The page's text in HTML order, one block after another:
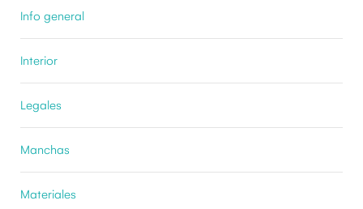
Info general
Interior
Legales
Manchas
Materiales